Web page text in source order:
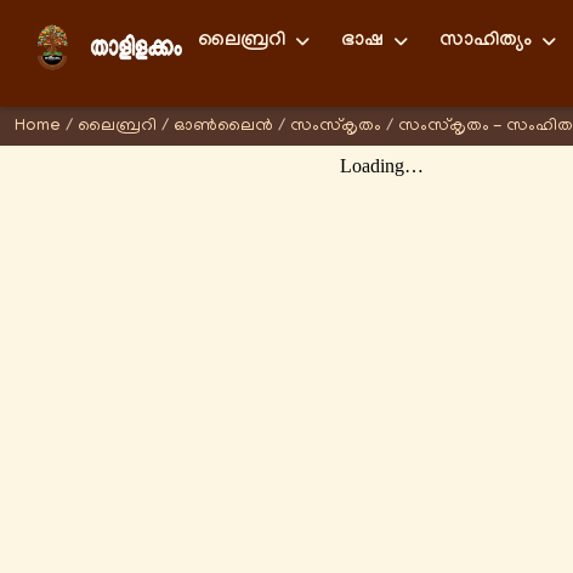
ലൈബ്രറി ഭാഷ സാഹിത്യം
Home / ലൈബ്രറി / ഓണ്‍ലൈന്‍ / സംസ്കൃതം / സംസ്കൃതം - സംഹിത